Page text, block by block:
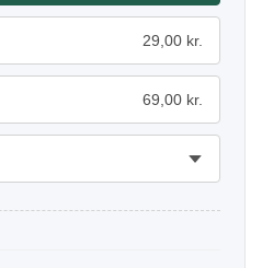
29,00 kr.
69,00 kr.